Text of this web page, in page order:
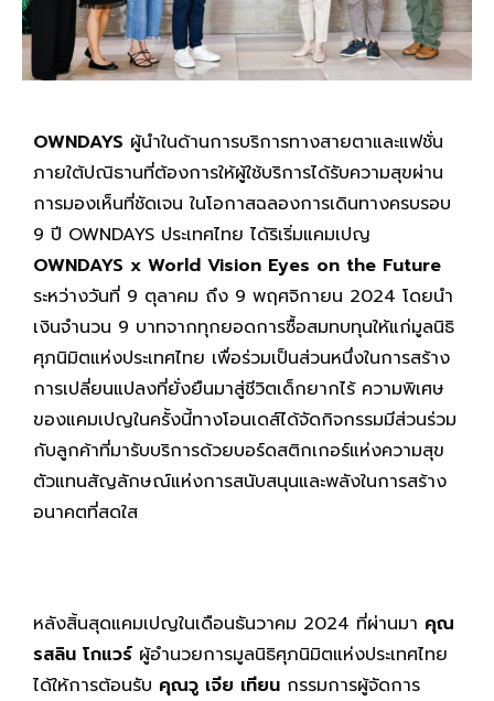
OWNDAYS ผู้นำในด้านการบริการทางสายตาและแฟชั่น
ภายใต้ปณิธานที่ต้องการให้ผู้ใช้บริการได้รับความสุขผ่าน
การมองเห็นที่ชัดเจน ในโอกาสฉลองการเดินทางครบรอบ
9 ปี OWNDAYS ประเทศไทย ได้ริเริ่มแคมเปญ
OWNDAYS x World Vision Eyes on the Future
ระหว่างวันที่ 9 ตุลาคม ถึง 9 พฤศจิกายน 2024 โดยนำ
เงินจำนวน 9 บาทจากทุกยอดการซื้อสมทบทุนให้แก่มูลนิธิ
ศุภนิมิตแห่งประเทศไทย เพื่อร่วมเป็นส่วนหนึ่งในการสร้าง
การเปลี่ยนแปลงที่ยั่งยืนมาสู่ชีวิตเด็กยากไร้ ความพิเศษ
ของแคมเปญในครั้งนี้ทางโอนเดส์ได้จัดกิจกรรมมีส่วนร่วม
กับลูกค้าที่มารับบริการด้วยบอร์ดสติกเกอร์แห่งความสุข
ตัวแทนสัญลักษณ์แห่งการสนับสนุนและพลังในการสร้าง
อนาคตที่สดใส
หลังสิ้นสุดแคมเปญในเดือนธันวาคม 2024 ที่ผ่านมา คุณ
รสลิน โกแวร์ ผู้อำนวยการมูลนิธิศุภนิมิตแห่งประเทศไทย
ได้ให้การต้อนรับ คุณวู เจีย เทียน กรรมการผู้จัดการ